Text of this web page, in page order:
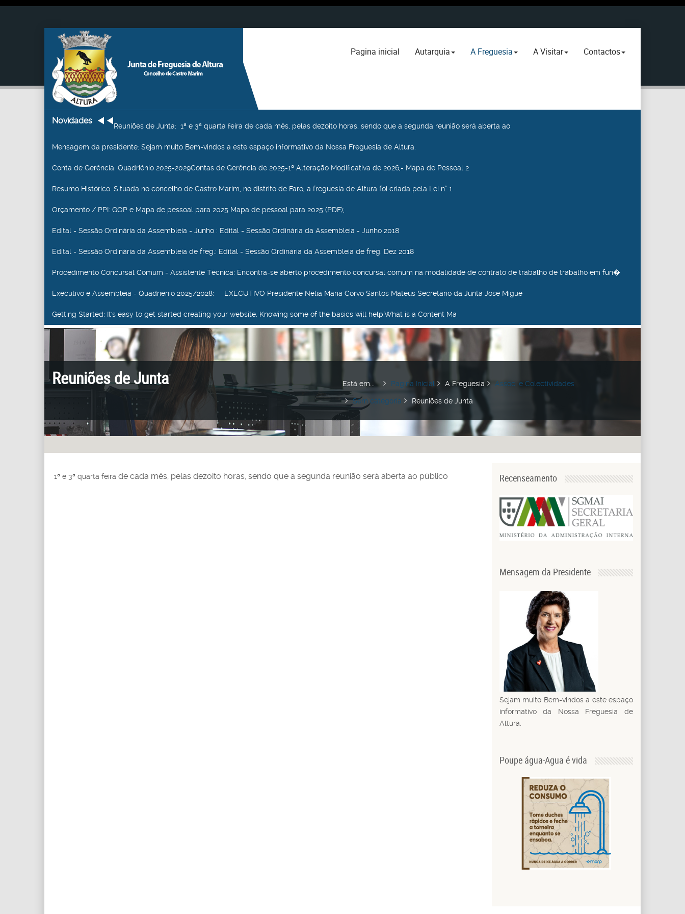
Pagina inicial Autarquia A Freguesia A Visitar Contactos
Novidades
Reuniões de Junta: 1ª e 3ª quarta feira de cada mês, pelas dezoito horas, sendo que a segunda reunião será aberta ao
Mensagem da presidente: Sejam muito Bem-vindos a este espaço informativo da Nossa Freguesia de Altura.
Conta de Gerência: Quadriénio 2025-2029Contas de Gerência de 2025-1ª Alteração Modificativa de 2026;- Mapa de Pessoal 2
Resumo Histórico: Situada no concelho de Castro Marim, no distrito de Faro, a freguesia de Altura foi criada pela Lei n° 1
Orçamento / PPI: GOP e Mapa de pessoal para 2025 Mapa de pessoal para 2025 (PDF);
Edital - Sessão Ordinária da Assembleia - Junho : Edital - Sessão Ordinária da Assembleia - Junho 2018
Edital - Sessão Ordinária da Assembleia de freg.: Edital - Sessão Ordinária da Assembleia de freg. Dez 2018
Procedimento Concursal Comum - Assistente Técnica: Encontra-se aberto procedimento concursal comum na modalidade de contrato de trabalho de trabalho em fun�
Executivo e Assembleia - Quadriénio 2025/2028: EXECUTIVO Presidente Nelia Maria Corvo Santos Mateus Secretário da Junta José Migue
Getting Started: It's easy to get started creating your website. Knowing some of the basics will help.What is a Content Ma
Reuniões de Junta Está em... Pagina Inicial A Freguesia Assoc. e Colectividades
Sem categoria Reuniões de Junta
1ª e 3ª quarta feira de cada mês, pelas dezoito horas, sendo que a segunda reunião será aberta ao público Recenseamento
Mensagem da Presidente
Sejam muito Bem-vindos a este espaço
informativo da Nossa Freguesia de
Altura.
Poupe água-Agua é vida